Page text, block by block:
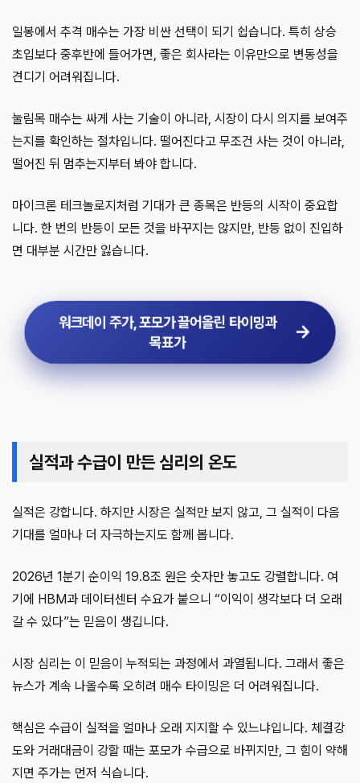
일봉에서 추격 매수는 가장 비싼 선택이 되기 쉽습니다. 특히 상승
초입보다 중후반에 들어가면, 좋은 회사라는 이유만으로 변동성을
견디기 어려워집니다.
눌림목 매수는 싸게 사는 기술이 아니라, 시장이 다시 의지를 보여주
는지를 확인하는 절차입니다. 떨어진다고 무조건 사는 것이 아니라,
떨어진 뒤 멈추는지부터 봐야 합니다.
마이크론 테크놀로지처럼 기대가 큰 종목은 반등의 시작이 중요합
니다. 한 번의 반등이 모든 것을 바꾸지는 않지만, 반등 없이 진입하
면 대부분 시간만 잃습니다.
워크데이 주가, 포모가 끌어올린 타이밍과
목표가
실적과 수급이 만든 심리의 온도
실적은 강합니다. 하지만 시장은 실적만 보지 않고, 그 실적이 다음
기대를 얼마나 더 자극하는지도 함께 봅니다.
2026년 1분기 순이익 19.8조 원은 숫자만 놓고도 강렬합니다. 여
기에 HBM과 데이터센터 수요가 붙으니 “이익이 생각보다 더 오래
갈 수 있다”는 믿음이 생깁니다.
시장 심리는 이 믿음이 누적되는 과정에서 과열됩니다. 그래서 좋은
뉴스가 계속 나올수록 오히려 매수 타이밍은 더 어려워집니다.
핵심은 수급이 실적을 얼마나 오래 지지할 수 있느냐입니다. 체결강
도와 거래대금이 강할 때는 포모가 수급으로 바뀌지만, 그 힘이 약해
지면 주가는 먼저 식습니다.